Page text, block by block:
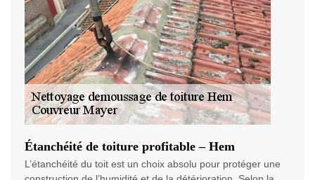
Étanchéité de toiture profitable – Hem
L’étanchéité du toit est un choix absolu pour protéger une